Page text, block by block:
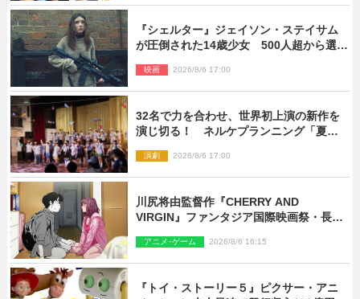
『シェルター』ジェイソン・ステイサム
が圧倒された14歳少女 500人超から選出
とは
映画 2026/8/6 17:00
32名で力を合わせ、世界初上演の新作を
演じ切る！ ネルケプランニング「夏休
ト【最終日】
演劇 2026/8/6 17:00
川尻将由監督作『CHERRY AND
VIRGIN』ファンタジア国際映画祭・長編
アニメ･ゲーム 2026/8/6 16:15
『トイ・ストーリー５』ピクサー・アニ